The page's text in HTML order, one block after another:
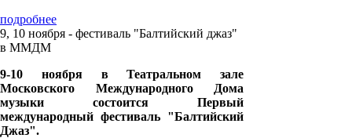
подробнее
9, 10 ноября - фестиваль "Балтийский джаз"
в ММДМ
9-10 ноября в Театральном зале
Московского Международного Дома
музыки состоится Первый
международный фестиваль "Балтийский
Джаз".